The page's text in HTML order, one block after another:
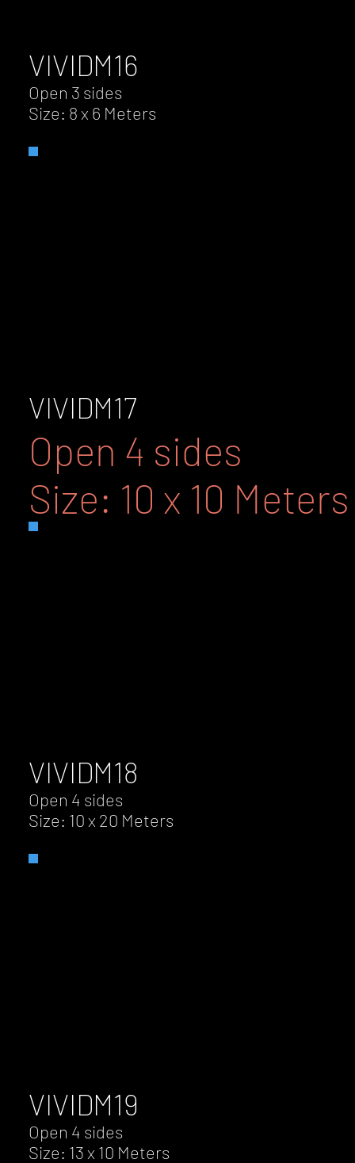
VIVIDM16
Open 3 sides
Size: 8 x 6 Meters
VIVIDM17
Open 4 sides
Size: 10 x 10 Meters
VIVIDM18
Open 4 sides
Size: 10 x 20 Meters
VIVIDM19
Open 4 sides
Size: 13 x 10 Meters